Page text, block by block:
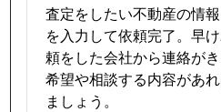
査定をしたい不動産の情
を入力して依頼完了。早
頼をした会社から連絡がき
希望や相談する内容があ
ましょう。